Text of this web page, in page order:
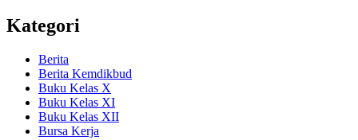
Kategori
Berita
Berita Kemdikbud
Buku Kelas X
Buku Kelas XI
Buku Kelas XII
Bursa Kerja